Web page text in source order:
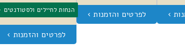
הנחות לחיילים ולסטודנטים